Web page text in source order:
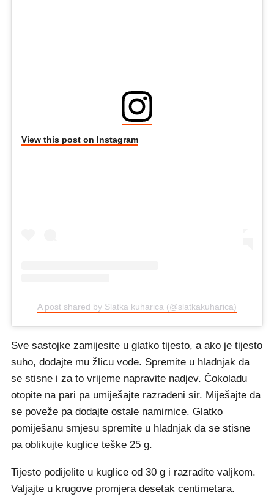
View this post on Instagram
A post shared by Slatka kuharica (@slatkakuharica)
Sve sastojke zamijesite u glatko tijesto, a ako je tijesto
suho, dodajte mu žlicu vode. Spremite u hladnjak da
se stisne i za to vrijeme napravite nadjev. Čokoladu
otopite na pari pa umiješajte razrađeni sir. Miješajte da
se poveže pa dodajte ostale namirnice. Glatko
pomiješanu smjesu spremite u hladnjak da se stisne
pa oblikujte kuglice teške 25 g.
Tijesto podijelite u kuglice od 30 g i razradite valjkom.
Valjajte u krugove promjera desetak centimetara.